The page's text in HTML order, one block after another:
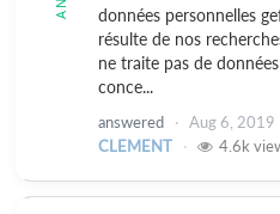
données personnelles
résulte de nos
ne traite pas de
conce...
answered Aug 6, 2019
CLEMENT
4.6k